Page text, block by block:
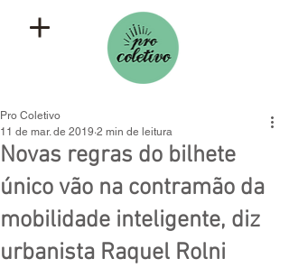
Novas regras do bilhete
único vão na contramão da
mobilidade inteligente, diz
urbanista Raquel Rolni
Pro Coletivo
11 de mar. de 2019 2 min de leitura